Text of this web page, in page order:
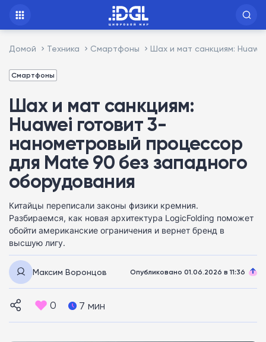
Домой Техника Смартфоны Шах и мат санкциям:
Смартфоны
Шах и мат санкциям:
Huawei готовит 3-
нанометровый процессор
для Mate 90 без западного
оборудования
Китайцы переписали законы физики кремния.
Разбираемся, как новая архитектура LogicFolding поможет
обойти американские ограничения и вернет бренд в
высшую лигу.
Максим Воронцов Опубликовано 01.06.2026 в 11:36
0 7 мин